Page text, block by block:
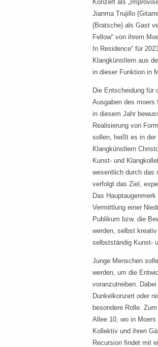
Konzert als
Jianma Trujillo
(Bratsche) als Gast
Fellow“ von ihrem
In Residence“ für
Klangkünstlern aus
in dieser Funktion in
Die Entscheidung für
Ausgaben des
in diesem Jahr
Realisierung von
sollen, heißt es in der
Klangkünstlern
Kunst- und
wesentlich durch das
verfolgt das Ziel,
Das
Vermittlung einer
Publikum bzw. die
werden, selbst
selbstständig Kunst-
Junge Menschen
werden, um die
voranzutreiben.
Dunkelkonzert oder
besondere Rolle.
Allee 10, wo in Moers
Kollektiv und ihren
Recursion findet mit